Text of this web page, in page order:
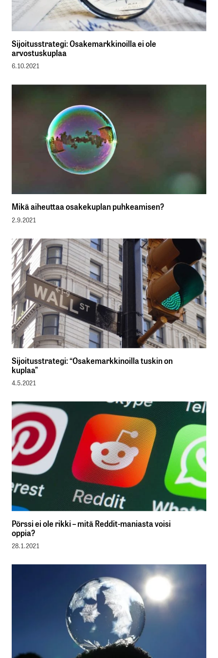
Sijoitusstrategi: Osakemarkkinoilla ei ole
arvostuskuplaa
6.10.2021
Mikä aiheuttaa osakekuplan puhkeamisen?
2.9.2021
Sijoitusstrategi: “Osakemarkkinoilla tuskin on
kuplaa”
4.5.2021
Pörssi ei ole rikki – mitä Reddit-maniasta voisi
oppia?
28.1.2021